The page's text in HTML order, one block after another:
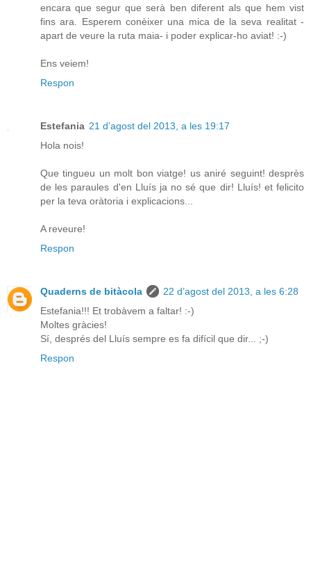
encara que segur que serà ben diferent als que hem vist
fins ara. Esperem conèixer una mica de la seva realitat -
apart de veure la ruta maia- i poder explicar-ho aviat! :-)
Ens veiem!
Respon
Estefania 21 d’agost del 2013, a les 19:17
Hola nois!
Que tingueu un molt bon viatge! us aniré seguint! desprès
de les paraules d'en Lluís ja no sé que dir! Lluís! et felicito
per la teva oràtoria i explicacions...
A reveure!
Respon
Quaderns de bitàcola
22 d’agost del 2013, a les 6:28
Estefania!!! Et trobàvem a faltar! :-)
Moltes gràcies!
Sí, després del Lluís sempre es fa difícil que dir... ;-)
Respon